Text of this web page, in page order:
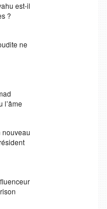
est-il
?
ne
l’âme
nouveau